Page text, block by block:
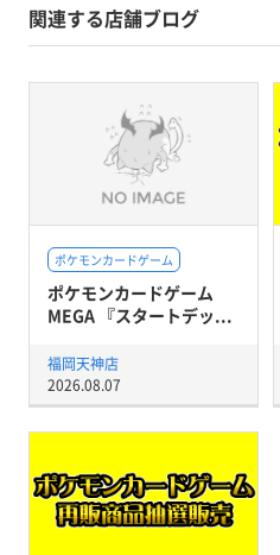
関連する店舗ブログ
ポケモンカードゲーム
ポケモンカードゲーム
MEGA 『スタートデッ...
福岡天神店
2026.08.07